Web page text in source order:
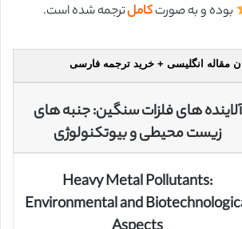
بوده و به صورتکاملترجمه شده است.
مقاله انگلیسی + خرید ترجمه فارسی
آلاینده های فلزات سنگین: جنبه های
زیست محیطی و بیوتکنولوژی
Heavy Metal Pollutants:
Environmental and